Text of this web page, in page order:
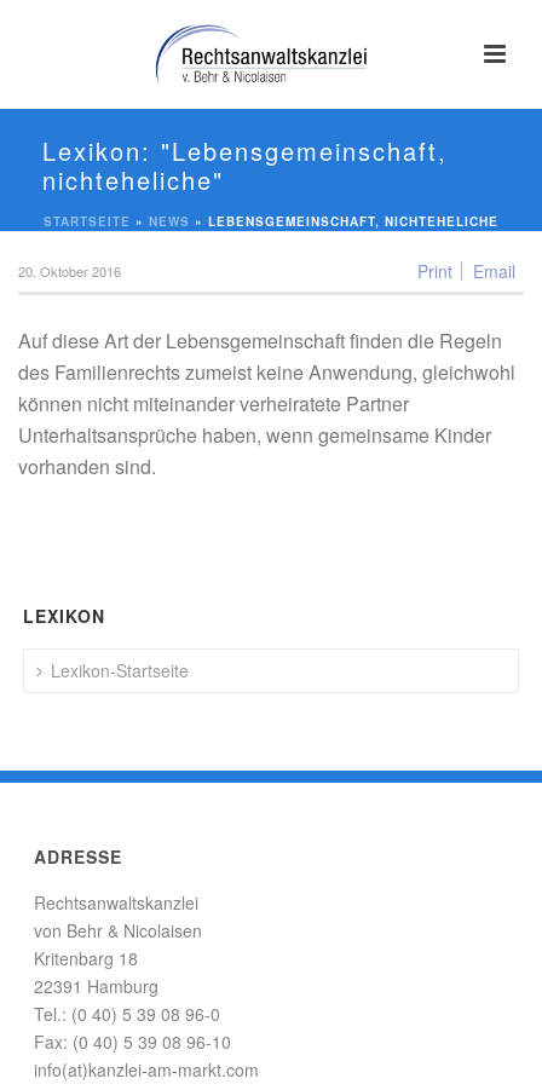
Lebensgemeinschaft,
nichteheliche
STARTSEITE » NEWS » LEBENSGEMEINSCHAFT, NICHTEHELICHE
Print Email
20. Oktober 2016
Auf diese Art der Lebensgemeinschaft finden die Regeln
des Familienrechts zumeist keine Anwendung, gleichwohl
können nicht miteinander verheiratete Partner
Unterhaltsansprüche haben, wenn gemeinsame Kinder
vorhanden sind.
LEXIKON
Lexikon-Startseite
ADRESSE
Rechtsanwaltskanzlei
von Behr & Nicolaisen
Kritenbarg 18
22391 Hamburg
Tel.: (0 40) 5 39 08 96-0
Fax: (0 40) 5 39 08 96-10
info(at)kanzlei-am-markt.com